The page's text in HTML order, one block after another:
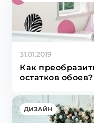
31.01.2019
Как
остатков обоев?
ДИЗАЙН